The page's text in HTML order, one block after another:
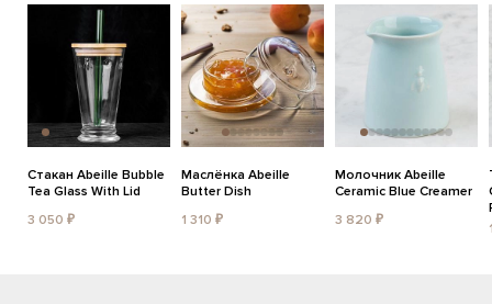
Стакан Abeille Bubble
Tea Glass With Lid
3 050 ₽
Маслёнка Abeille
Butter Dish
1 310 ₽
Молочник Abeille
Ceramic Blue Creamer
3 820 ₽